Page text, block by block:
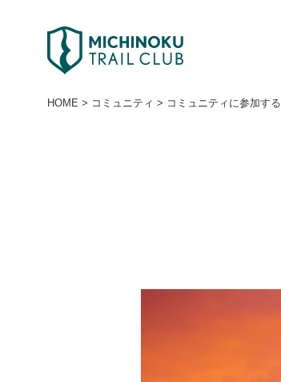
HOME > コミュニティ > コミュニティに参加する